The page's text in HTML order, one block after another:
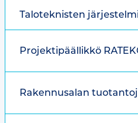
Taloteknisten
Projektipäällikkö
Rakennusalan